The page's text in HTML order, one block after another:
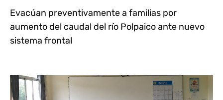
Evacúan preventivamente a familias por
aumento del caudal del río Polpaico ante nuevo
sistema frontal